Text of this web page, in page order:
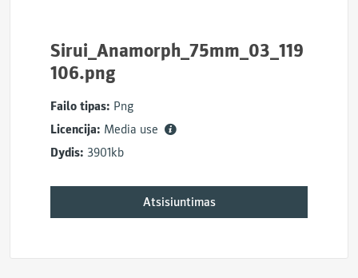
Sirui_Anamorph_75mm_03_119
106.png
Failo tipas: Png
Licencija: Media use
Dydis: 3901kb
Atsisiuntimas